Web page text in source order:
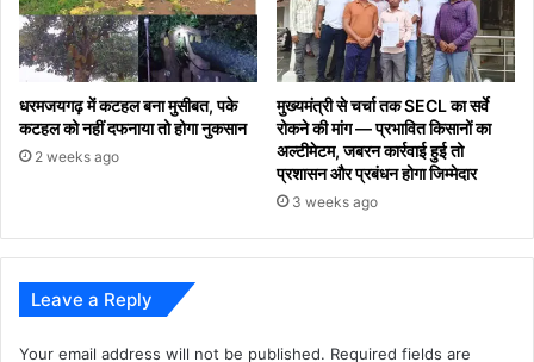
धरमजयगढ़ में कटहल बना मुसीबत, पके
कटहल को नहीं दफनाया तो होगा नुकसान
2 weeks ago
मुख्यमंत्री से चर्चा तक SECL का सर्वे
रोकने की मांग — प्रभावित किसानों का
अल्टीमेटम, जबरन कार्रवाई हुई तो
प्रशासन और प्रबंधन होगा जिम्मेदार
3 weeks ago
Leave a Reply
Your email address will not be published. Required fields are